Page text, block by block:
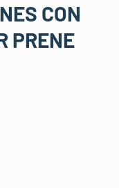
CON
PRENE